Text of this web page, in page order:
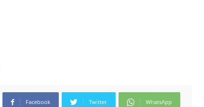
Facebook Twitter WhatsApp